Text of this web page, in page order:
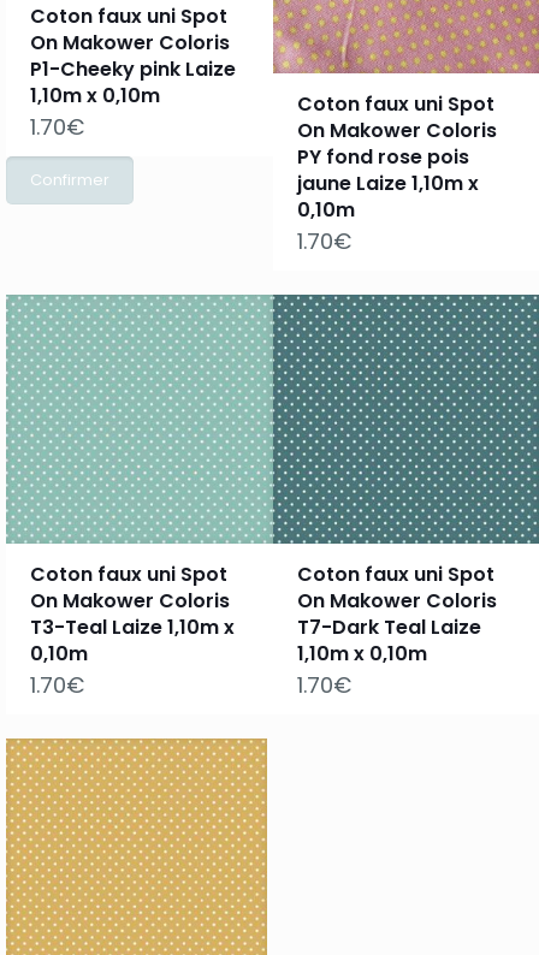
Coton faux uni Spot
On Makower Coloris
P1-Cheeky pink Laize
1,10m x 0,10m
1.70€
Coton faux uni Spot
On Makower Coloris
PY fond rose pois
jaune Laize 1,10m x
0,10m
1.70€
Coton faux uni Spot
On Makower Coloris
T3-Teal Laize 1,10m x
0,10m
1.70€
Coton faux uni Spot
On Makower Coloris
T7-Dark Teal Laize
1,10m x 0,10m
1.70€